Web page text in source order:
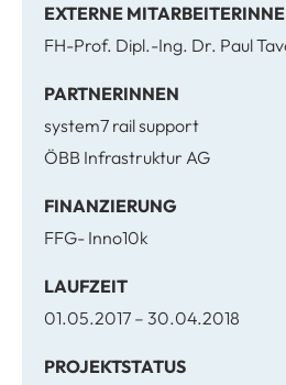
EXTERNE
FH-Prof. Dipl.-Ing. Dr. Paul
PARTNERINNEN
system7 rail support
ÖBB Infrastruktur AG
FINANZIERUNG
FFG- Inno10k
LAUFZEIT
01.05.2017 – 30.04.2018
PROJEKTSTATUS